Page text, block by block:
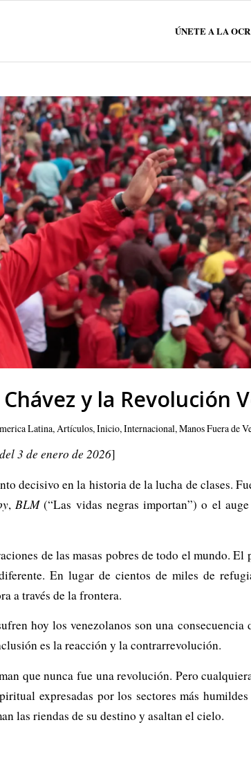
ÚNETE A LA OCR
y la Revolución
Latina,Artículos,Inicio,Internacional,Manos Fuera de
3 de enero de 2026]
decisivo en la historia de la lucha de clases.
, BLM(“Las vidas negras importan”) o el
de las masas pobres de todo el mundo.
En lugar de cientos de miles de
a través de la frontera.
hoy los venezolanos son una
es la reacción y la contrarrevolución.
que nunca fue una revolución. Pero
expresadas por los sectores más
las riendas de su destino y asaltan el cielo.